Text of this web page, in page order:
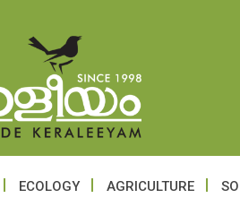
ECOLOGY AGRICULTURE